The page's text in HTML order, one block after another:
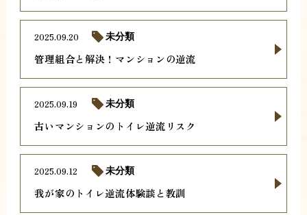
管理組合と解決！マンションの逆流
2025.09.20 未分類
古いマンションのトイレ逆流リスク
2025.09.19 未分類
我が家のトイレ逆流体験談と教訓
2025.09.12 未分類